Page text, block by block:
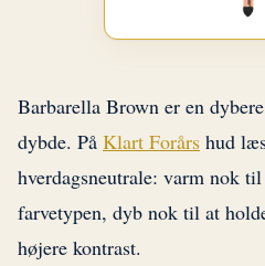
Barbarella Brown er en
dybde. På Klart Forårs hud
hverdagsneutrale: varm nok
farvetypen, dyb nok til at
højere kontrast.